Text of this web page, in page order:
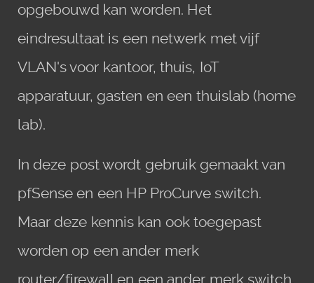
opgebouwd kan worden. Het
eindresultaat is een netwerk met vijf
VLAN's voor kantoor, thuis, IoT
apparatuur, gasten en een thuislab (home
lab).
In deze post wordt gebruik gemaakt van
pfSense en een HP ProCurve switch.
Maar deze kennis kan ook toegepast
worden op een ander merk
router/firewall en een ander merk switch.